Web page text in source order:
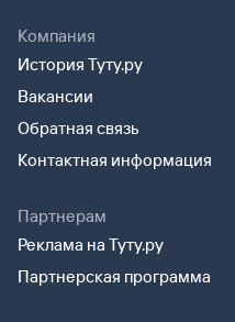
Компания
История Туту.ру
Вакансии
Обратная связь
Контактная информация
Партнерам
Реклама на Туту.ру
Партнерская программа